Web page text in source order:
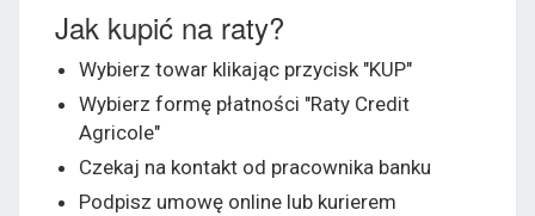
Jak kupić na raty?
Wybierz towar klikając przycisk "KUP"
Wybierz formę płatności "Raty Credit
Agricole"
Czekaj na kontakt od pracownika banku
Podpisz umowę online lub kurierem